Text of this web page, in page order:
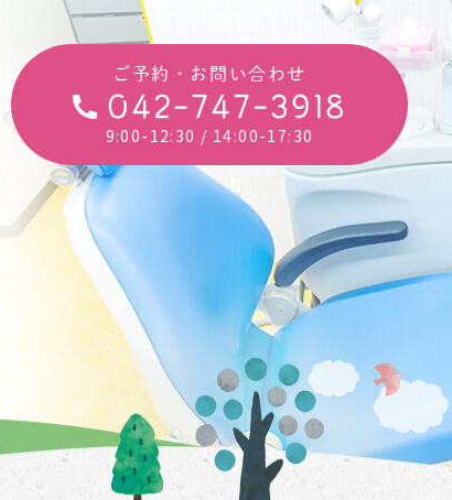
ご予約・お問い合わせ
042-747-3918
9:00-12:30 / 14:00-17:30